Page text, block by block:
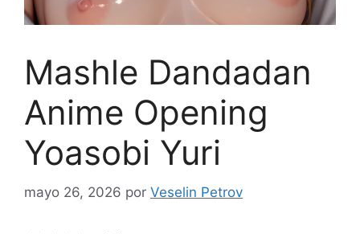
Mashle Dandadan
Anime Opening
Yoasobi Yuri
mayo 26, 2026 por Veselin Petrov